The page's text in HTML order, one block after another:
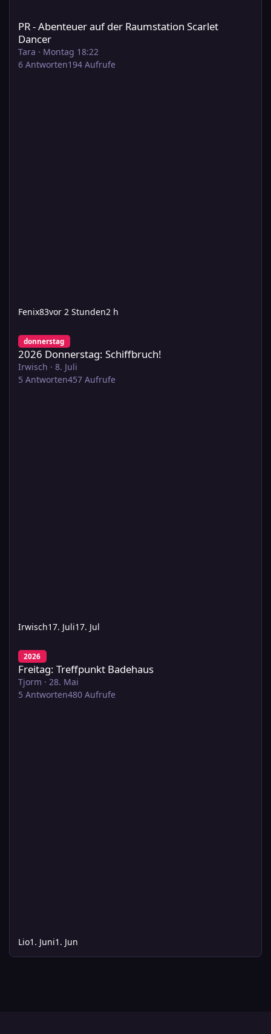
PR - Abenteuer auf der Raumstation Scarlet
Dancer
Tara · Montag 18:22
6 Antworten194 Aufrufe
Fenix83vor 2 Stunden2 h
donnerstag
2026 Donnerstag: Schiffbruch!
Irwisch · 8. Juli
5 Antworten457 Aufrufe
Irwisch17. Juli17. Jul
Freitag: Treffpunkt Badehaus
2026
Freitag: Treffpunkt Badehaus
Tjorm · 28. Mai
5 Antworten480 Aufrufe
Lio1. Juni1. Jun